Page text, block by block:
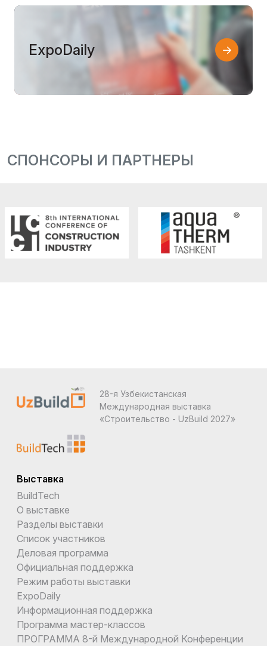
ExpoDaily
СПОНСОРЫ И ПАРТНЕРЫ
28-я Узбекистанская
Международная выставка
«Строительство - UzBuild 2027»
Выставка
BuildTech
О выставке
Разделы выставки
Список участников
Деловая программа
Официальная поддержка
Режим работы выставки
ExpoDaily
Информационная поддержка
Программа мастер-классов
ПРОГРАММА 8-й Международной Конференции